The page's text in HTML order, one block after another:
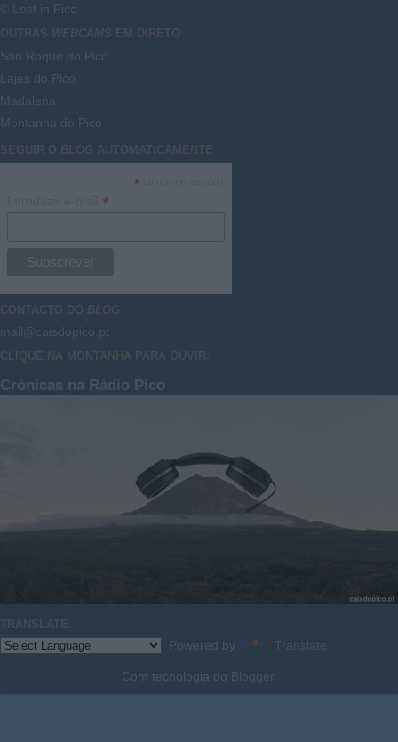
© Lost in Pico
OUTRAS WEBCAMS EM DIRETO
São Roque do Pico
Lajes do Pico
Madalena
Montanha do Pico
SEGUIR O BLOG AUTOMATICAMENTE
*
*
CONTACTO DO BLOG
mail@caisdopico.pt
CLIQUE NA MONTANHA PARA OUVIR:
Crónicas na Rádio Pico
TRANSLATE
Powered by Translate
Com tecnologia do Blogger.